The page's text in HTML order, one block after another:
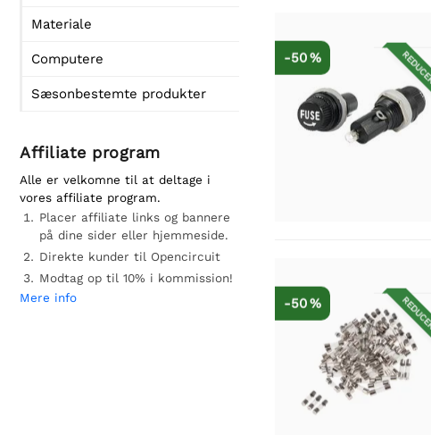
Materiale
Computere
Sæsonbestemte produkter
Affiliate program
Alle er velkomne til at deltage i
vores affiliate program.
Placer affiliate links og bannere
på dine sider eller hjemmeside.
Direkte kunder til Opencircuit
Modtag op til 10% i kommission!
Mere info
-50 %
-50 %